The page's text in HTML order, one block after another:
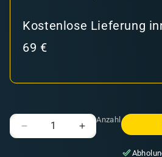
Kostenlose Lieferung
69 €
Anzahl
Verringere
Erhöhe